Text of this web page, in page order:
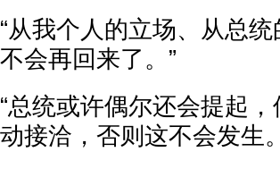
“从我个人的立场、从总
不会再回来了。”
“总统或许偶尔还会提起
动接洽，否则这不会发生